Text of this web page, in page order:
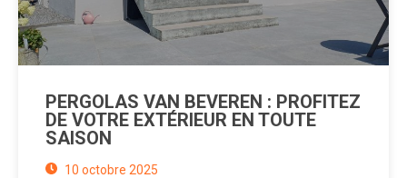
PERGOLAS VAN BEVEREN : PROFITEZ
DE VOTRE EXTÉRIEUR EN TOUTE
SAISON
10 octobre 2025